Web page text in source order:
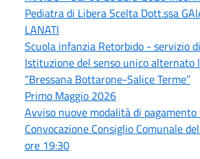
Pediatra di Libera Scelta Dott.ssa
LANATI
Scuola infanzia Retorbido - servizio
Istituzione del senso unico alternato
“Bressana Bottarone-Salice Terme”
Primo Maggio 2026
Avviso nuove modalità di
Convocazione Consiglio Comunale
ore 19:30